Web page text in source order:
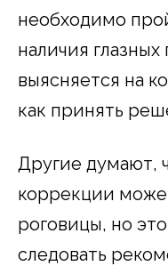
необходимо
наличия
выясняется на
как принять
Другие думают,
коррекции
роговицы, но
следовать